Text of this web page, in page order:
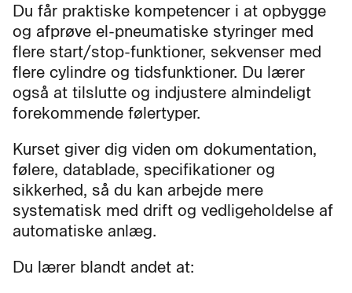
Du får praktiske kompetencer i at opbygge
og afprøve el-pneumatiske styringer med
flere start/stop-funktioner, sekvenser med
flere cylindre og tidsfunktioner. Du lærer
også at tilslutte og indjustere almindeligt
forekommende følertyper.
Kurset giver dig viden om dokumentation,
følere, datablade, specifikationer og
sikkerhed, så du kan arbejde mere
systematisk med drift og vedligeholdelse af
automatiske anlæg.
Du lærer blandt andet at: